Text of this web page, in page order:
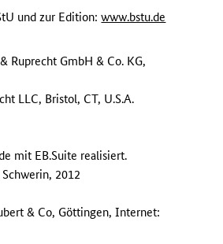
und zur Edition:www.bstu.de
Ruprecht GmbH & Co. KG,
LLC, Bristol, CT, U.S.A.
mit EB.Suite realisiert.
2012
& Co, Göttingen, Internet: